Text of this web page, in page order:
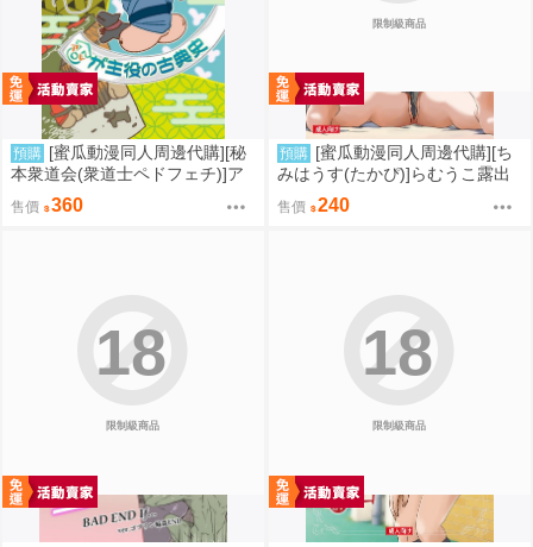
預購 [蜜瓜動漫同人周邊代購][秘
本衆道会(衆道士ペドフェチ)]ア
レが主役の古典史(同人誌)
售價 360
限制級商品
預購 [蜜瓜動漫同人周邊代購][ち
みはうす(たかぴ)]らむうこ露出
物語4(同人誌)
售價 240
限制級商品
18
限制級商品
18